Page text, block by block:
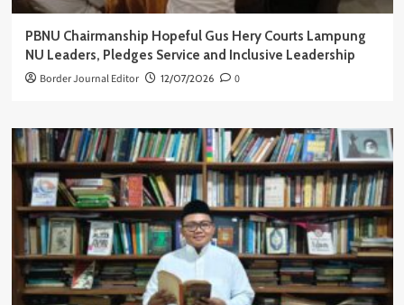
PBNU Chairmanship Hopeful Gus Hery Courts Lampung
NU Leaders, Pledges Service and Inclusive Leadership
Border Journal Editor 12/07/2026 0